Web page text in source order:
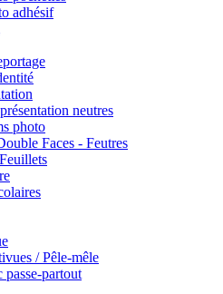
adhésif
neutres
photo
Faces - Feutres
/ Pêle-mêle
passe-partout